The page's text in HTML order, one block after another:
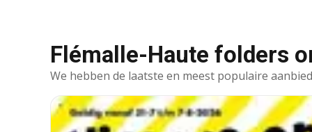
Flémalle-Haute folders
We hebben de laatste en meest populaire